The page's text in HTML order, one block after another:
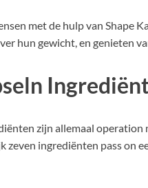
met de hulp van Shape
hun gewicht, en genieten
zijn allemaal
zeven ingrediënten pass on